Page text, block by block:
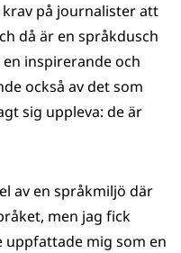
på journalister att
då är en språkdusch
inspirerande och
också av det som
sig uppleva: de är
av en språkmiljö där
men jag fick
uppfattade mig som en